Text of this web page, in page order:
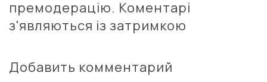
премодерацію. Коментарі
з'являються із затримкою
Добавить комментарий